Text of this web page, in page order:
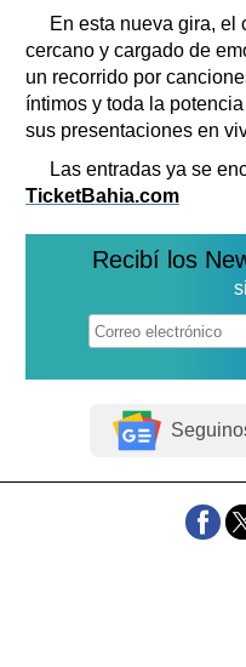
En esta nueva gira, el
cercano y cargado de
un recorrido por
íntimos y toda la
sus presentaciones en
Las entradas ya se
TicketBahia.com
Recibí los